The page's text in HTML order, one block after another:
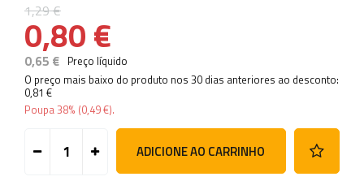
1,29 €
0,80 €
0,65 € Preço líquido
O preço mais baixo do produto nos 30 dias anteriores ao desconto:
0,81 €
Poupa38% (0,49 €).
ADICIONE AO CARRINHO